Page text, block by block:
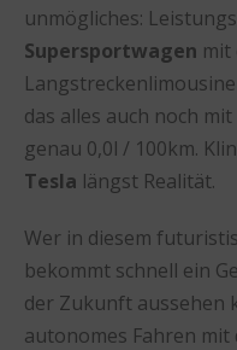
unmögliches:
Supersportwagen mit
das alles auch noch
genau 0,0l / 100km.
Tesla längst Realität.
Wer in diesem
bekommt schnell ein
der Zukunft aussehen
autonomes Fahren